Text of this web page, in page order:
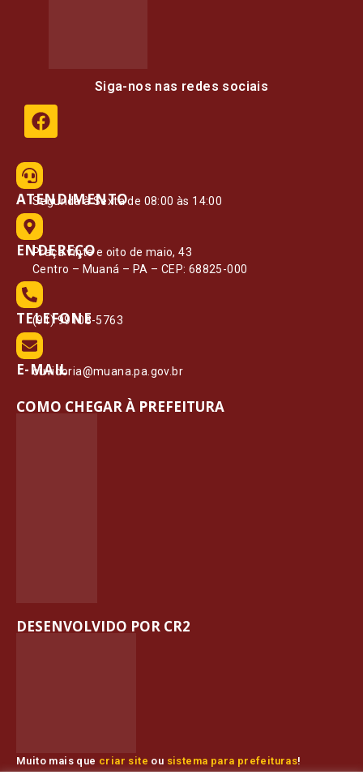
Siga-nos nas redes sociais
ATENDIMENTO
Segunda à Sexta de 08:00 às 14:00
ENDEREÇO
Praça vinte e oito de maio, 43
Centro – Muaná – PA – CEP: 68825-000
TELEFONE
(91) 99108-5763
E-MAIL
ouvidoria@muana.pa.gov.br
COMO CHEGAR À PREFEITURA
Muito mais que criar site ou sistema para prefeituras!
DESENVOLVIDO POR CR2